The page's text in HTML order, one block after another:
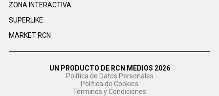
ZONA INTERACTIVA
SUPERLIKE
MARKET RCN
UN PRODUCTO DE RCN MEDIOS 2026
Política de Datos Personales
Política de Cookies
Términos y Condiciones